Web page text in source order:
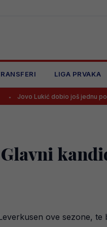
LIGA PRVAKA
dobio još jednu ponudu!
ove sezone,